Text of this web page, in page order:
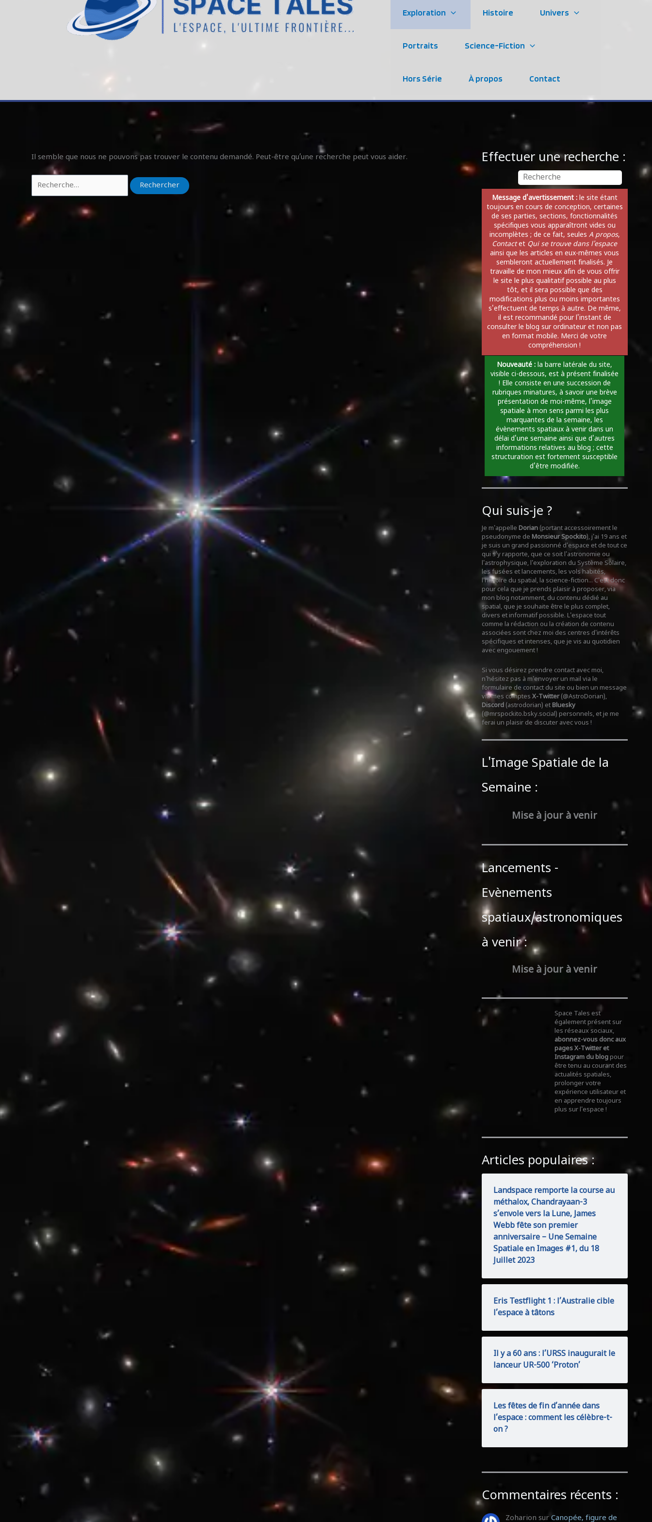
Exploration Histoire Univers
Portraits Science-Fiction
Hors Série À propos Contact
Il semble que nous ne pouvons pas trouver le contenu demandé. Peut-être qu’une recherche peut vous aider. Effectuer une recherche :
Message d'avertissement :le site étant
toujours en cours de conception, certaines
de ses parties, sections, fonctionnalités
spécifiques vous apparaîtront vides ou
incomplètes ; de ce fait, seules A propos,
Contactet Qui se trouve dans l'espace
ainsi que les articles en eux-mêmes vous
sembleront actuellement finalisés. Je
travaille de mon mieux afin de vous offrir
le site le plus qualitatif possible au plus
tôt, et il sera possible que des
modifications plus ou moins importantes
s'effectuent de temps à autre. De même,
il est recommandé pour l'instant de
consulter le blog sur ordinateur et non pas
en format mobile. Merci de votre
compréhension !
Nouveauté : la barre latérale du site,
visible ci-dessous, est à présent finalisée
! Elle consiste en une succession de
rubriques minatures, à savoir une brève
présentation de moi-même, l'image
spatiale à mon sens parmi les plus
marquantes de la semaine, les
évènements spatiaux à venir dans un
délai d'une semaine ainsi que d'autres
informations relatives au blog ; cette
structuration est fortement susceptible
d'être modifiée.
Qui suis-je ?
Je m'appelle Dorian(portant accessoirement le
pseudonyme de Monsieur Spockito), j'ai 19 ans et
je suis un grand passionné d'espace et de tout ce
qui s'y rapporte, que ce soit l'astronomie ou
l'astrophysique, l'exploration du Système Solaire,
les fusées et lancements, les vols habités,
l'histoire du spatial, la science-fiction... C'est donc
pour cela que je prends plaisir à proposer, via
mon blog notamment, du contenu dédié au
spatial, que je souhaite être le plus complet,
divers et informatif possible. L'espace tout
comme la rédaction ou la création de contenu
associées sont chez moi des centres d'intérêts
spécifiques et intenses, que je vis au quotidien
avec engouement !
Si vous désirez prendre contact avec moi,
n'hésitez pas à m'envoyer un mail via le
formulaire de contact du site ou bien un message
via mes comptes X-Twitter(@AstroDorian),
Discord(astrodorian) et Bluesky
(@mrspockito.bsky.social) personnels, et je me
ferai un plaisir de discuter avec vous !
L'Image Spatiale de la
Semaine :
Mise à jour à venir
Lancements -
Evènements
spatiaux/astronomiques
à venir :
Mise à jour à venir
Space Tales est
également présent sur
les réseaux sociaux,
abonnez-vous donc aux
pages X-Twitter et
Instagram du blog pour
être tenu au courant des
actualités spatiales,
prolonger votre
expérience utilisateur et
en apprendre toujours
plus sur l'espace !
Articles populaires :
Landspace remporte la course au
méthalox, Chandrayaan-3
s’envole vers la Lune, James
Webb fête son premier
anniversaire – Une Semaine
Spatiale en Images #1, du 18
Juillet 2023
Eris Testflight 1 : l’Australie cible
l’espace à tâtons
Il y a 60 ans : l’URSS inaugurait le
lanceur UR-500 ‘Proton’
Les fêtes de fin d’année dans
l’espace : comment les célèbre-t-
on ?
Commentaires récents :
Zoharion sur Canopée, figure de